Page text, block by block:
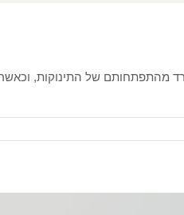
מהתפתחותם של התינוקות,